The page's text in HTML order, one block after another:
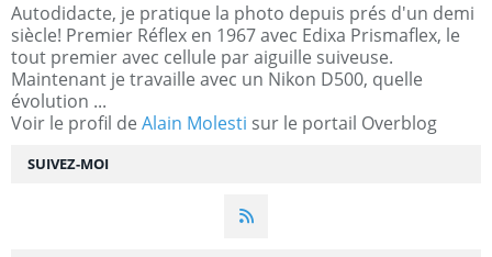
SUIVEZ-MOI
Autodidacte, je pratique la photo depuis prés d'un demi
siècle! Premier Réflex en 1967 avec Edixa Prismaflex, le
tout premier avec cellule par aiguille suiveuse.
Maintenant je travaille avec un Nikon D500, quelle
évolution ...
Voir le profil de Alain Molesti sur le portail Overblog